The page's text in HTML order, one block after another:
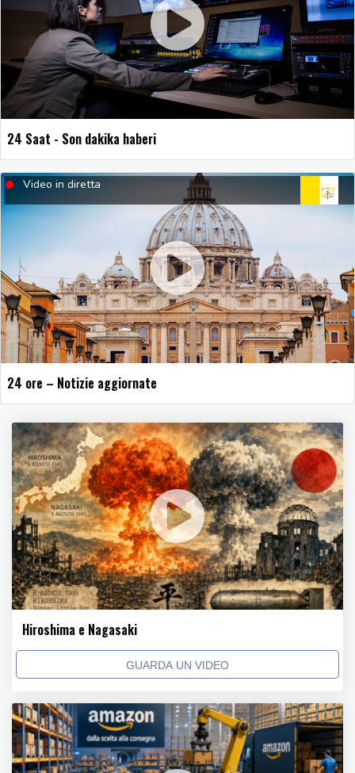
24 Saat - Son dakika haberi
Video in diretta
24 ore – Notizie aggiornate
Hiroshima e Nagasaki
GUARDA UN VIDEO